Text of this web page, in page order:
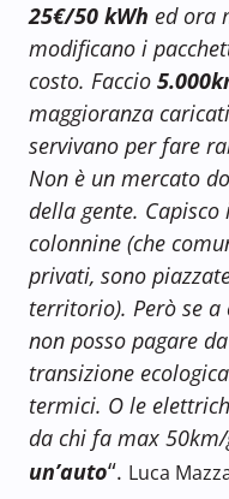
25€/50 kWh ed ora
modificano i
costo. Faccio
maggioranza
servivano per fare
Non è un mercato
della gente.
colonnine (che
privati, sono
territorio). Però se a
non posso pagare da
transizione
termici. O le
da chi fa max
un’auto“. Luca